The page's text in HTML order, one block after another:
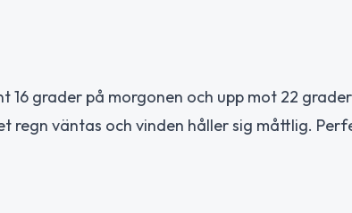
grader på morgonen och upp mot 22
regn väntas och vinden håller sig måttlig.